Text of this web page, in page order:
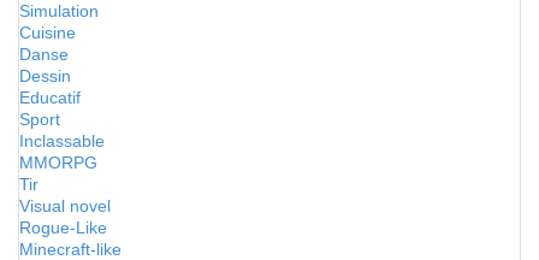
Simulation
Cuisine
Danse
Dessin
Educatif
Sport
Inclassable
MMORPG
Tir
Visual novel
Rogue-Like
Minecraft-like